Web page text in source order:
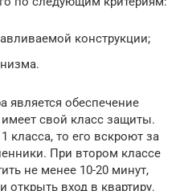
конструкции;
является обеспечение
свой класс защиты.
класса, то его вскроют за
При втором классе
не менее 10-20 минут,
открыть вход в квартиру.